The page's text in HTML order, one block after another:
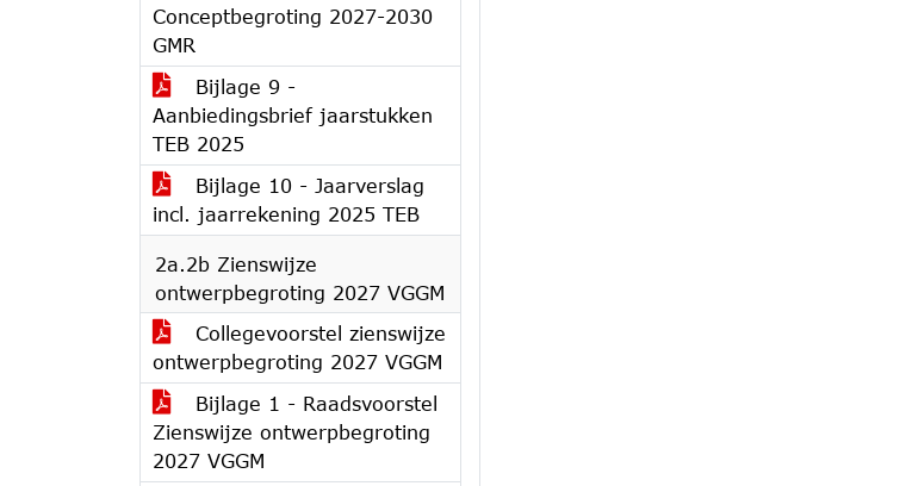
Conceptbegroting 2027-2030
GMR
Bijlage 9 -
Aanbiedingsbrief jaarstukken
TEB 2025
Bijlage 10 - Jaarverslag
incl. jaarrekening 2025 TEB
2a.2b Zienswijze
ontwerpbegroting 2027 VGGM
Collegevoorstel zienswijze
ontwerpbegroting 2027 VGGM
Bijlage 1 - Raadsvoorstel
Zienswijze ontwerpbegroting
2027 VGGM